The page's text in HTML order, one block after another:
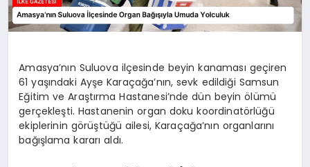
Amasya’nın Suluova ilçesinde beyin kanaması geçiren
61 yaşındaki Ayşe Karaçağa’nın, sevk edildiği Samsun
Eğitim ve Araştırma Hastanesi’nde dün beyin ölümü
gerçekleşti. Hastanenin organ doku koordinatörlüğü
ekiplerinin görüştüğü ailesi, Karaçağa’nın organlarını
bağışlama kararı aldı.